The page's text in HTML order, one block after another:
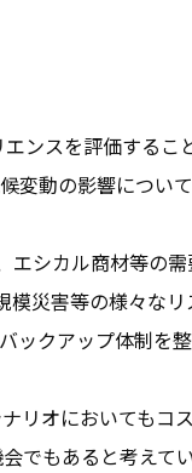
ンスを評価するこ
変動の影響につい
シカル商材等の
災害等の様々な
クアップ体制を整
リオにおいてもコ
でもあると考えて